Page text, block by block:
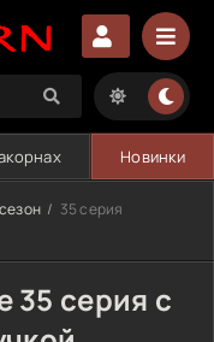
Новинки
35 серия
35 серия с